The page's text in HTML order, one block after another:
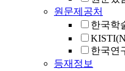
원문제공처
한국학
한국연
등재정보